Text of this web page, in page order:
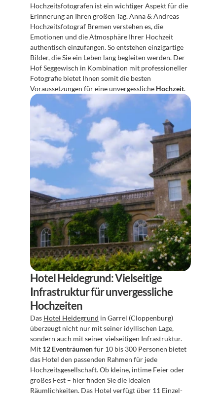
Hochzeitsfotografen ist ein wichtiger Aspekt für die
Erinnerung an Ihren großen Tag. Anna & Andreas
Hochzeitsfotograf Bremen verstehen es, die
Emotionen und die Atmosphäre Ihrer Hochzeit
authentisch einzufangen. So entstehen einzigartige
Bilder, die Sie ein Leben lang begleiten werden. Der
Hof Seggewisch in Kombination mit professioneller
Fotografie bietet Ihnen somit die besten
Voraussetzungen für eine unvergessliche Hochzeit.
Hotel Heidegrund: Vielseitige
Infrastruktur für unvergessliche
Hochzeiten
Das Hotel Heidegrund in Garrel (Cloppenburg)
überzeugt nicht nur mit seiner idyllischen Lage,
sondern auch mit seiner vielseitigen Infrastruktur.
Mit 12 Eventräumen für 10 bis 300 Personen bietet
das Hotel den passenden Rahmen für jede
Hochzeitsgesellschaft. Ob kleine, intime Feier oder
großes Fest – hier finden Sie die idealen
Räumlichkeiten. Das Hotel verfügt über 11 Einzel-